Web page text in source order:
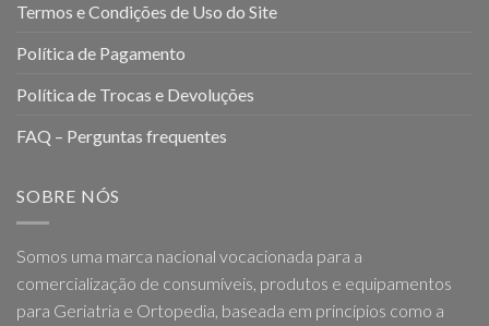
Termos e Condições de Uso do Site
Política de Pagamento
Política de Trocas e Devoluções
FAQ – Perguntas frequentes
SOBRE NÓS
Somos uma marca nacional vocacionada para a
comercialização de consumíveis, produtos e equipamentos
para Geriatria e Ortopedia, baseada em princípios como a